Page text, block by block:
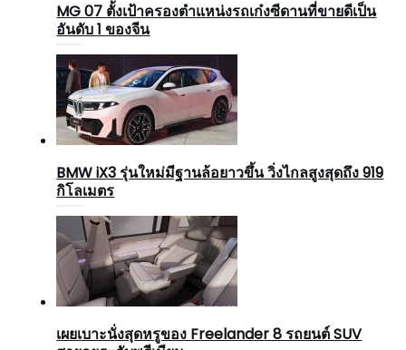
MG 07 ตั้งเป้าครองตำแหน่งรถเก๋งซีดานที่ขายดีเป็น
อันดับ 1 ของจีน
BMW iX3 รุ่นใหม่มีฐานล้อยาวขึ้น วิ่งไกลสูงสุดถึง 919
กิโลเมตร
เผยเบาะนั่งสุดหรูของ Freelander 8 รถยนต์ SUV